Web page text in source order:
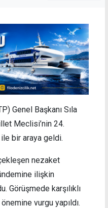
Genel Başkanı Sıla
Meclisi’nin 24.
bir araya geldi.
nezaket
ilişkin
Görüşmede karşılıklı
vurgu yapıldı.